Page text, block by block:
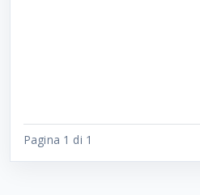
Pagina 1 di 1